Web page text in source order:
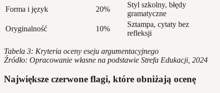
Forma i język 20%
Styl szkolny, błędy
gramatyczne
Oryginalność
10%
Sztampa, cytaty bez
refleksji
Tabela 3: Kryteria oceny eseju argumentacyjnego
Źródło: Opracowanie własne na podstawie Strefa Edukacji, 2024
Największe czerwone flagi, które obniżają ocenę